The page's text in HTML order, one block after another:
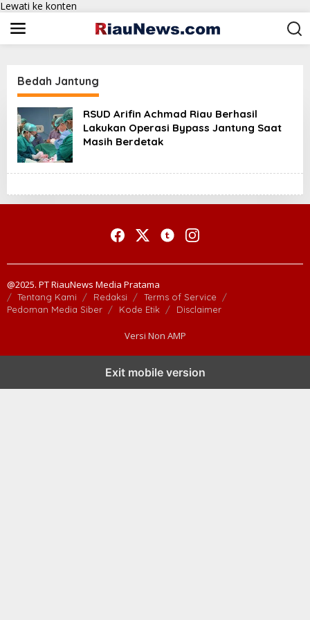
Lewati ke konten
Bedah Jantung
RSUD Arifin Achmad Riau Berhasil
Lakukan Operasi Bypass Jantung Saat
Masih Berdetak
@2025. PT RiauNews Media Pratama
Tentang Kami Redaksi
Terms of Service
Pedoman Media Siber
Kode Etik Disclaimer
Versi Non AMP
Exit mobile version